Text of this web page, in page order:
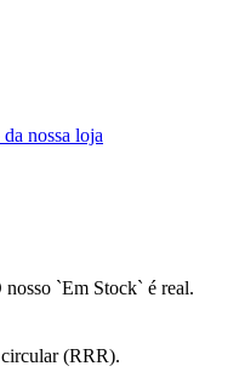
nossa loja
`Em Stock` é real.
(RRR).